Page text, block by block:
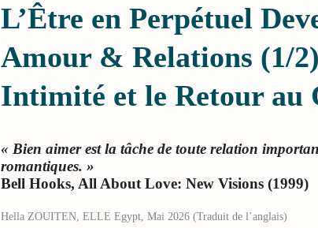
L’Être en Perpétuel
Amour & Relations (1/
Intimité et le Retour au
« Bien aimer est la tâche de toute relation
romantiques. »
Bell Hooks, All About Love: New Visions (1999)
Hella ZOUITEN, ELLE Egypt, Mai 2026 (Traduit de l’anglais)